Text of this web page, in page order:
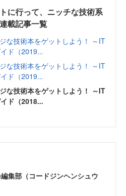
に行って、ニッチな技術系
載記事一覧
な技術本をゲットしよう！ ～IT
ド（2019...
な技術本をゲットしよう！ ～IT
ド（2019...
な技術本をゲットしよう！ ～IT
ド（2018...
集部（コードジンヘンシュウ